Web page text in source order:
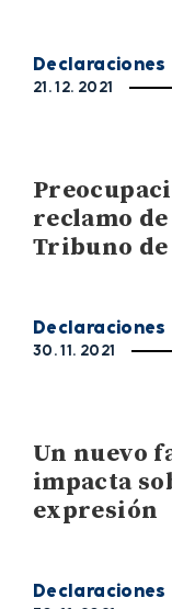
Declaraciones
21. 12. 2021
reclamo
Tribuno de
Declaraciones
30. 11. 2021
Un nuevo
impacta
expresión
Declaraciones